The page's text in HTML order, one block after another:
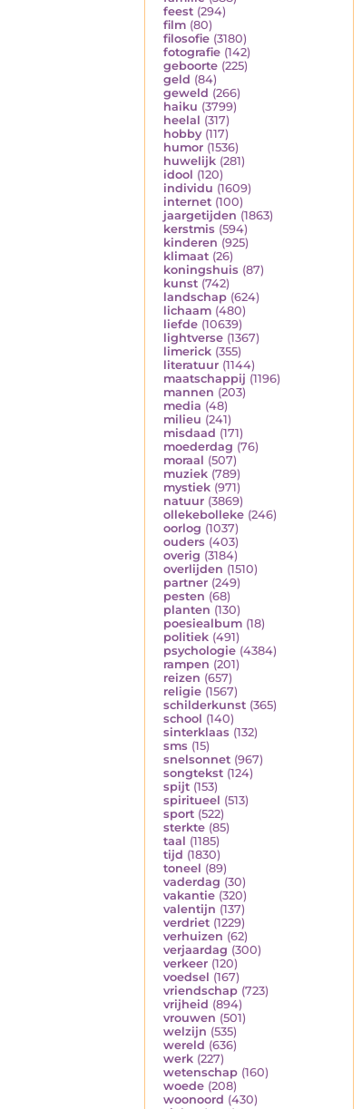
feest (294)
film (80)
filosofie (3180)
fotografie (142)
geboorte (225)
geld (84)
geweld (266)
haiku (3799)
heelal (317)
hobby (117)
humor (1536)
huwelijk (281)
idool (120)
individu (1609)
internet (100)
jaargetijden (1863)
kerstmis (594)
kinderen (925)
klimaat (26)
koningshuis (87)
kunst (742)
landschap (624)
lichaam (480)
liefde (10639)
lightverse (1367)
limerick (355)
literatuur (1144)
maatschappij (1196)
mannen (203)
media (48)
milieu (241)
misdaad (171)
moederdag (76)
moraal (507)
muziek (789)
mystiek (971)
natuur (3869)
ollekebolleke (246)
oorlog (1037)
ouders (403)
overig (3184)
overlijden (1510)
partner (249)
pesten (68)
planten (130)
poesiealbum (18)
politiek (491)
psychologie (4384)
rampen (201)
reizen (657)
religie (1567)
schilderkunst (365)
school (140)
sinterklaas (132)
sms (15)
snelsonnet (967)
songtekst (124)
spijt (153)
spiritueel (513)
sport (522)
sterkte (85)
taal (1185)
tijd (1830)
toneel (89)
vaderdag (30)
vakantie (320)
valentijn (137)
verdriet (1229)
verhuizen (62)
verjaardag (300)
verkeer (120)
voedsel (167)
vriendschap (723)
vrijheid (894)
vrouwen (501)
welzijn (535)
wereld (636)
werk (227)
wetenschap (160)
woede (208)
woonoord (430)